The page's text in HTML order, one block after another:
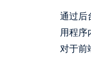
通过后
用程序
对于前